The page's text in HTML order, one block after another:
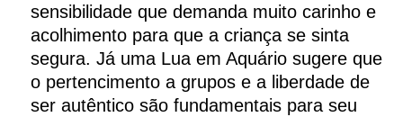
sensibilidade que demanda muito carinho e
acolhimento para que a criança se sinta
segura. Já uma Lua em Aquário sugere que
o pertencimento a grupos e a liberdade de
ser autêntico são fundamentais para seu